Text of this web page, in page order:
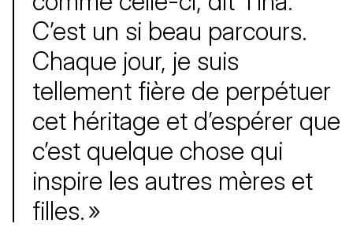
C’est un si beau parcours.
Chaque jour, je suis
tellement fière de perpétuer
cet héritage et d’espérer que
c’est quelque chose qui
inspire les autres mères et
filles. »